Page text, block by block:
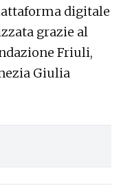
digitale
grazie al
Friuli,
Giulia